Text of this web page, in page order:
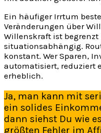
Ein häufiger Irrtum
Veränderungen über
Willenskraft ist begrenzt
situationsabhängig.
konstant. Wer Sparen,
automatisiert, reduziert
erheblich.
Ja, man kann mit
ein solides
dann siehst Du wie
größten Fehler im